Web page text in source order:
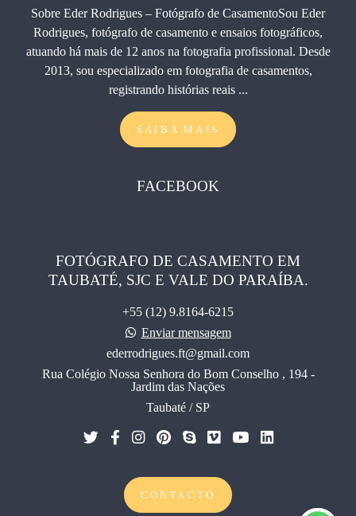
Sobre Eder Rodrigues – Fotógrafo de CasamentoSou Eder
Rodrigues, fotógrafo de casamento e ensaios fotográficos,
atuando há mais de 12 anos na fotografia profissional. Desde
2013, sou especializado em fotografia de casamentos,
registrando histórias reais ...
SAIBA MAIS
FACEBOOK
FOTÓGRAFO DE CASAMENTO EM
TAUBATÉ, SJC E VALE DO PARAÍBA.
+55 (12) 9.8164-6215
Enviar mensagem
ederrodrigues.ft@gmail.com
Rua Colégio Nossa Senhora do Bom Conselho , 194 -
Jardim das Nações
Taubaté / SP
CONTACTO